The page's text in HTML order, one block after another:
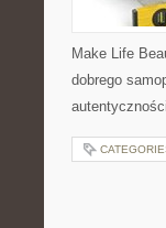
Make Life
dobrego